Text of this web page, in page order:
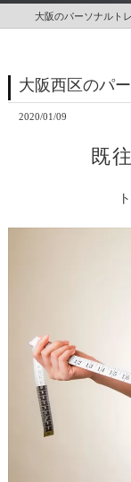
大阪西区のパ
2020/01/09
既